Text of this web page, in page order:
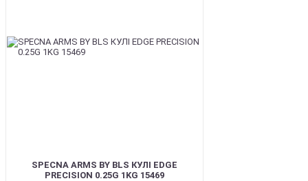
SPECNA ARMS BY BLS КУЛІ EDGE
PRECISION 0.25G 1KG 15469